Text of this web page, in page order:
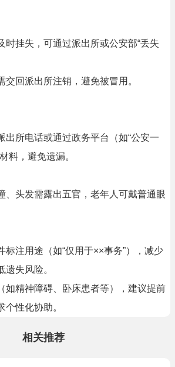
时挂失，可通过派出所或公安部“丢失
交回派出所注销，避免被冒用。
出所电话或通过政务平台（如“公安一
料，避免遗漏。
、头发需露出五官，老年人可戴普通眼
标注用途（如“仅用于××事务”），减少
遗失风险。
如精神障碍、卧床患者等），建议提前
个性化协助。
相关推荐